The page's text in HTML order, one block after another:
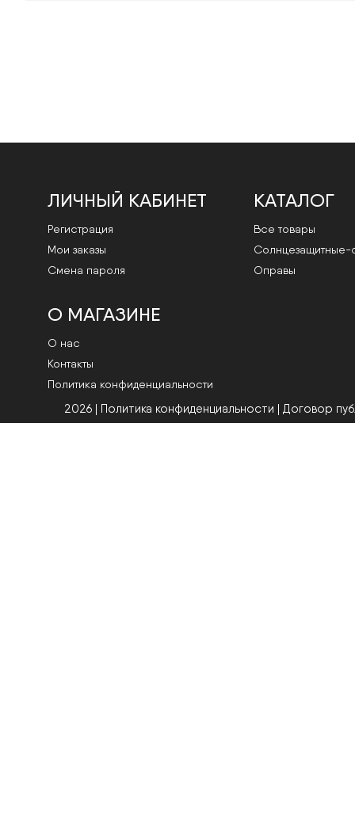
ЛИЧНЫЙ КАБИНЕТ
Регистрация
Мои заказы
Смена пароля
КАТАЛОГ
Все товары
Cолнцезащитные-
Оправы
О МАГАЗИНЕ
О нас
Контакты
Политика конфиденциальности
2026 | Политика конфиденциальности | Договор